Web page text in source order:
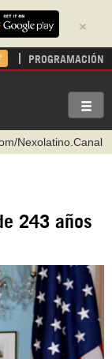
×
PROGRAMACIÓN
Nexolatino.Canal
243 años